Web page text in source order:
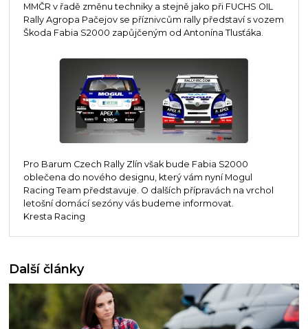
MMČR v řadě změnu techniky a stejně jako při FUCHS OIL
Rally Agropa Pačejov se příznivcům rally představí s vozem
Škoda Fabia S2000 zapůjčeným od Antonína Tlusťáka.
Pro Barum Czech Rally Zlín však bude Fabia S2000
oblečena do nového designu, který vám nyní Mogul
Racing Team představuje. O dalších přípravách na vrchol
letošní domácí sezóny vás budeme informovat.
Kresta Racing
Další články